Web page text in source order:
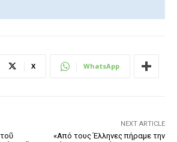
ail tF d
e
at
A
k
dI
X WhatsApp
NEXT ARTICLE
«Από τους Έλληνες πήραμε την